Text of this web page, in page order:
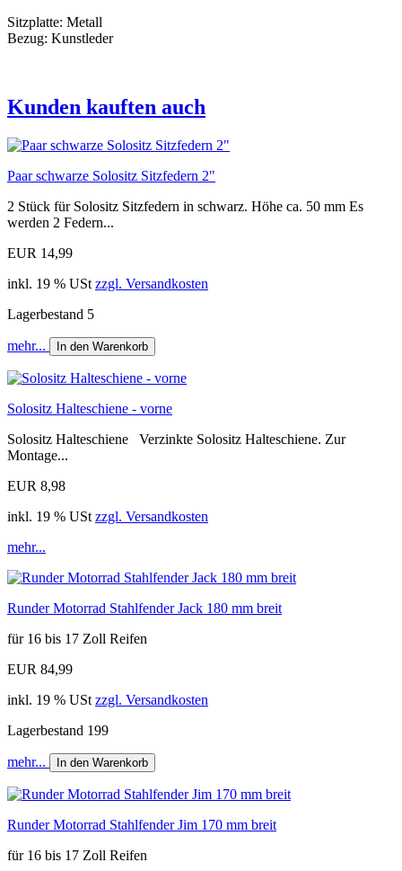
Sitzplatte: Metall
Bezug: Kunstleder
Kunden kauften auch
Paar schwarze Solositz Sitzfedern 2"
2 Stück für Solositz Sitzfedern in schwarz. Höhe ca. 50 mm Es
werden 2 Federn...
EUR 14,99
inkl. 19 % USt zzgl. Versandkosten
Lagerbestand 5
mehr... In den Warenkorb
Solositz Halteschiene - vorne
Solositz Halteschiene Verzinkte Solositz Halteschiene. Zur
Montage...
EUR 8,98
inkl. 19 % USt zzgl. Versandkosten
mehr...
Runder Motorrad Stahlfender Jack 180 mm breit
für 16 bis 17 Zoll Reifen
EUR 84,99
inkl. 19 % USt zzgl. Versandkosten
Lagerbestand 199
mehr... In den Warenkorb
Runder Motorrad Stahlfender Jim 170 mm breit
für 16 bis 17 Zoll Reifen